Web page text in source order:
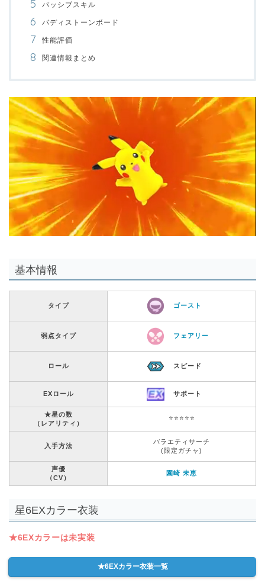
パッシブスキル
バディストーンボード
性能評価
関連情報まとめ
基本情報
タイプ ゴースト
弱点タイプ フェアリー
ロール スピード
EXロール サポート
★星の数
（レアリティ）
⭐️⭐️⭐️⭐️⭐️
入手方法
バラエティサーチ
(限定ガチャ)
声優
（CV）
園崎 未恵
星6EXカラー衣装
★6EXカラーは未実装
★6EXカラー衣装一覧